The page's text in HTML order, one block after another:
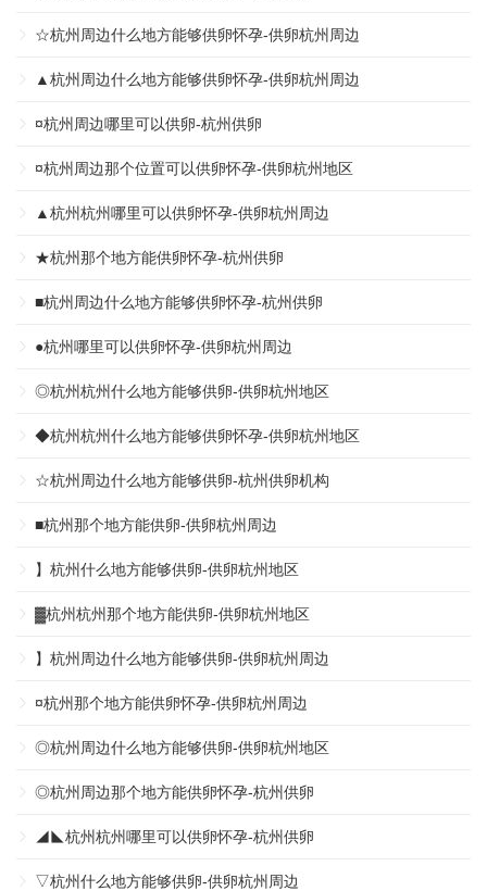
☆杭州周边什么地方能够供卵怀孕-供卵杭州周边
▲杭州周边什么地方能够供卵怀孕-供卵杭州周边
¤杭州周边哪里可以供卵-杭州供卵
¤杭州周边那个位置可以供卵怀孕-供卵杭州地区
▲杭州杭州哪里可以供卵怀孕-供卵杭州周边
★杭州那个地方能供卵怀孕-杭州供卵
■杭州周边什么地方能够供卵怀孕-杭州供卵
●杭州哪里可以供卵怀孕-供卵杭州周边
◎杭州杭州什么地方能够供卵-供卵杭州地区
◆杭州杭州什么地方能够供卵怀孕-供卵杭州地区
☆杭州周边什么地方能够供卵-杭州供卵机构
■杭州那个地方能供卵-供卵杭州周边
】杭州什么地方能够供卵-供卵杭州地区
▓杭州杭州那个地方能供卵-供卵杭州地区
】杭州周边什么地方能够供卵-供卵杭州周边
¤杭州那个地方能供卵怀孕-供卵杭州周边
◎杭州周边什么地方能够供卵-供卵杭州地区
◎杭州周边那个地方能供卵怀孕-杭州供卵
◢◣杭州杭州哪里可以供卵怀孕-杭州供卵
▽杭州什么地方能够供卵-供卵杭州周边